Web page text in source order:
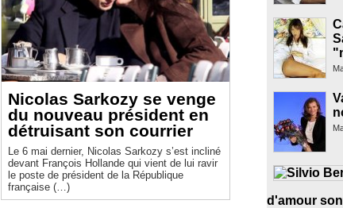
Nicolas Sarkozy se venge
du nouveau président en
détruisant son courrier
Le 6 mai dernier, Nicolas Sarkozy s’est incliné
devant François Hollande qui vient de lui ravir
le poste de président de la République
française (…)
d'amour